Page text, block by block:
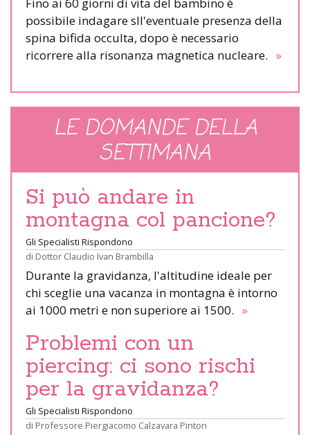
possibile indagare sll'eventuale presenza della
spina bifida occulta, dopo è necessario
ricorrere alla risonanza magnetica nucleare. »
LE DOMANDE DELLA
SETTIMANA
Si può andare in
montagna col pancione?
Gli Specialisti Rispondono
di Dottor Claudio Ivan Brambilla
Durante la gravidanza, l'altitudine ideale per
chi sceglie una vacanza in montagna è intorno
ai 1000 metri e non superiore ai 1500. »
Problemi con un
piercing: ci sono rischi
per la gravidanza?
Gli Specialisti Rispondono
di Professore Piergiacomo Calzavara Pinton